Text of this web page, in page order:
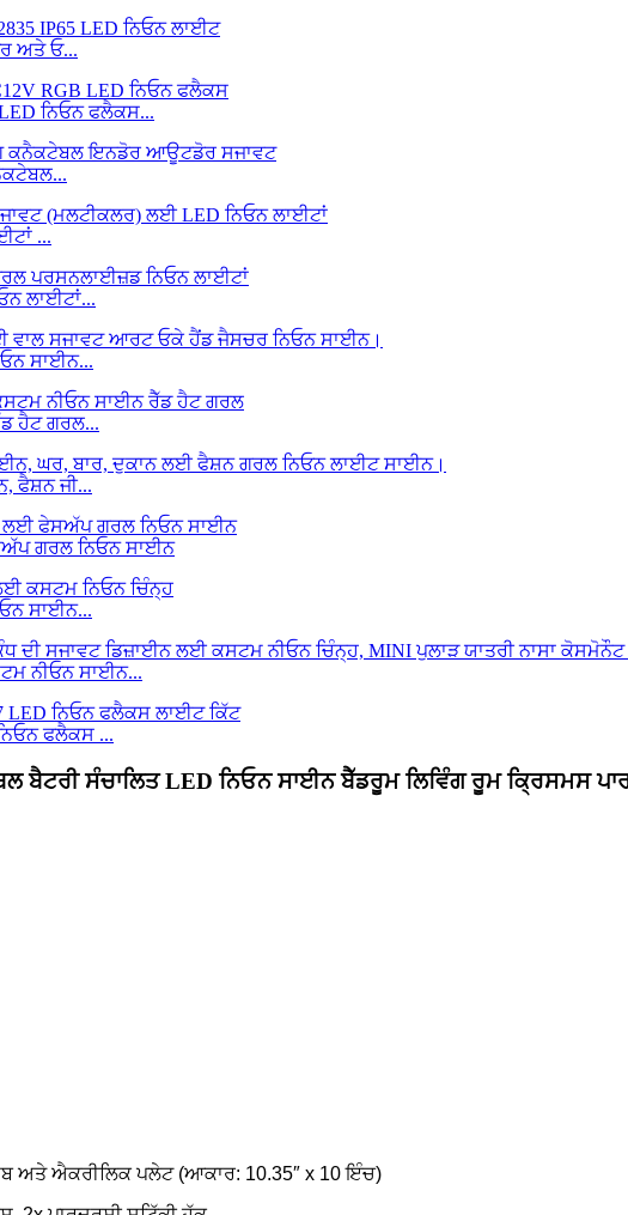
ਅਤੇ ਓ...
ਨਿਓਨ ਫਲੈਕਸ...
...
ਲਾਈਟਾਂ...
ਸਾਈਨ...
ਹੈਟ ਗਰਲ...
ਫੈਸ਼ਨ ਜੀ...
ਗਰਲ ਨਿਓਨ ਸਾਈਨ
ਸਾਈਨ...
ਨੀਓਨ ਸਾਈਨ...
ਫਲੈਕਸ ...
ਸੰਚਾਲਿਤ LED ਨਿਓਨ ਸਾਈਨ ਬੈੱਡਰੂਮ ਲਿਵਿੰਗ ਰੂਮ ਕ੍ਰਿਸਮਸ
ਅਤੇ ਐਕਰੀਲਿਕ ਪਲੇਟ (ਆਕਾਰ: 10.35″ x 10 ਇੰਚ)